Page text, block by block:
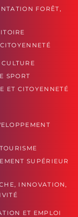
FORÊT,
SPORT
ET CITOYENNETÉ
SUPÉRIEUR
INNOVATION,
ET EMPLOI